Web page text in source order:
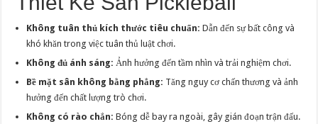
Không tuân thủ kích thước tiêu chuẩn: Dẫn đến sự bất công và
khó khăn trong việc tuân thủ luật chơi.
Không đủ ánh sáng: Ảnh hưởng đến tầm nhìn và trải nghiệm chơi.
Bề mặt sân không bằng phẳng: Tăng nguy cơ chấn thương và ảnh
hưởng đến chất lượng trò chơi.
Không có rào chắn: Bóng dễ bay ra ngoài, gây gián đoạn trận đấu.